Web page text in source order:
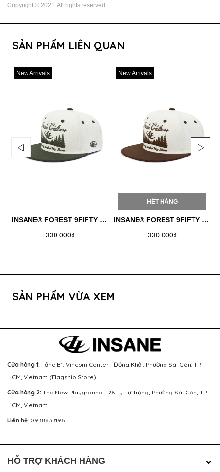
Copyright © 2021. All rights reserved.
SẢN PHẨM LIÊN QUAN
New Arrivals
INSANE® FOREST 9FIFTY SNAPBACK - JUNGLE
330.000₫
HẾT HÀNG
New Arrivals
INSANE® FOREST 9FIFTY SNAPBACK - BROWN
330.000₫
SẢN PHẨM VỪA XEM
Cửa hàng 1: Tầng B1, Vincom Center - Đồng Khởi, Phường Sài Gòn, TP.
HCM, Vietnam (Flagship Store)
Cửa hàng 2: The New Playground - 26 Lý Tự Trọng, Phường Sài Gòn, TP.
HCM, Vietnam
Liên hệ: 0938833196
HỖ TRỢ KHÁCH HÀNG